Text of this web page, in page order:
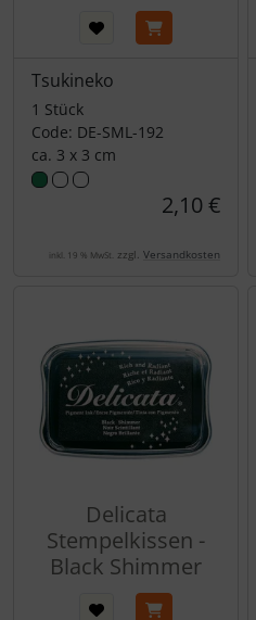
Tsukineko
1 Stück
Code: DE-SML-192
ca. 3 x 3 cm
2,10 €
inkl. 19 % MwSt. zzgl. Versandkosten
Delicata
Stempelkissen -
Black Shimmer